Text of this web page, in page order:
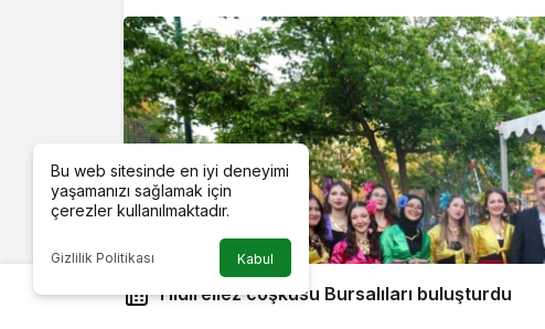
Hıdırellez coşkusu Bursalıları buluşturdu
Bu web sitesinde en iyi deneyimi
yaşamanızı sağlamak için
çerezler kullanılmaktadır.
Gizlilik Politikası Kabul